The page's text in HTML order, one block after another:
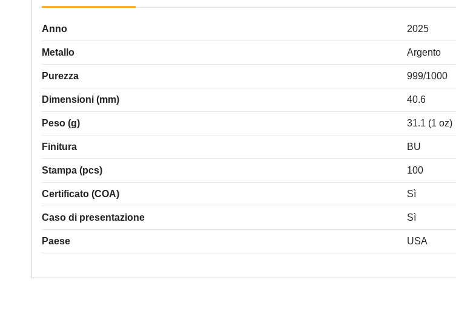
Anno 2025
Metallo Argento
Purezza 999/1000
Dimensioni (mm) 40.6
Peso (g) 31.1 (1 oz)
Finitura BU
Stampa (pcs) 100
Certificato (COA) Sì
Caso di presentazione Sì
Paese USA